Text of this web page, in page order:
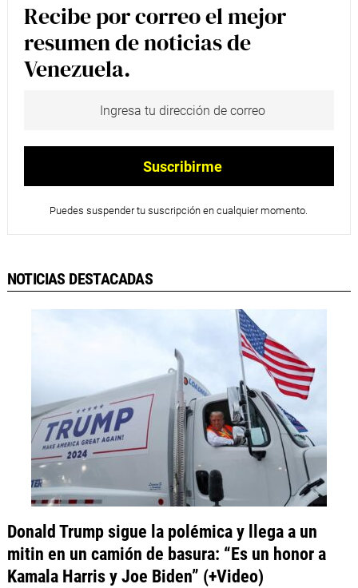
Recibe por correo el mejor
resumen de noticias de
Venezuela.
Puedes suspender tu suscripción en cualquier momento.
NOTICIAS DESTACADAS
Donald Trump sigue la polémica y llega a un
mitin en un camión de basura: “Es un honor a
Kamala Harris y Joe Biden” (+Video)